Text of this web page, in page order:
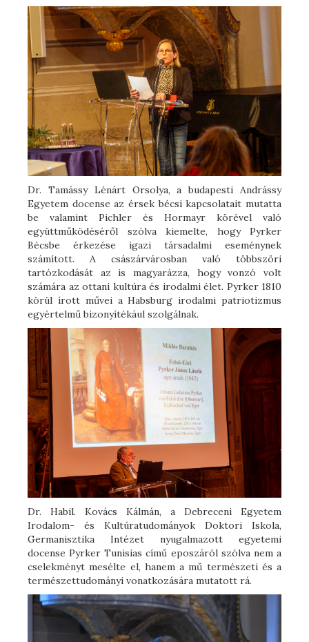
Dr. Tamássy Lénárt Orsolya, a budapesti Andrássy
Egyetem docense az érsek bécsi kapcsolatait mutatta
be valamint Pichler és Hormayr körével való
együttműködéséről szólva kiemelte, hogy Pyrker
Bécsbe érkezése igazi társadalmi eseménynek
számított. A császárvárosban való többszöri
tartózkodását az is magyarázza, hogy vonzó volt
számára az ottani kultúra és irodalmi élet. Pyrker 1810
körül írott művei a Habsburg irodalmi patriotizmus
egyértelmű bizonyítékául szolgálnak.
Dr. Habil. Kovács Kálmán, a Debreceni Egyetem
Irodalom- és Kultúratudományok Doktori Iskola,
Germanisztika Intézet nyugalmazott egyetemi
docense Pyrker Tunisias című eposzáról szólva nem a
cselekményt mesélte el, hanem a mű természeti és a
természettudományi vonatkozására mutatott rá.